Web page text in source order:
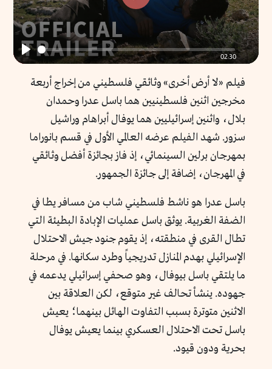
Play
02:30
Play
فيلم «لا أرض أخرى» وثائقي فلسطيني من إخراج أربعة
مخرجين اثنين فلسطينيين هما باسل عدرا وحمدان
بلال، واثنين إسرائيليين هما يوفال أبراهام وراشيل
سزور. شهد الفيلم عرضه العالمي الأول في قسم بانوراما
بمهرجان برلين السينمائي، إذ فاز بجائزة أفضل وثائقي
في المهرجان، إضافة إلى جائزة الجمهور.
باسل عدرا هو ناشط فلسطيني شاب من مسافر يطا في
الضفة الغربية. يوثق باسل عمليات الإبادة البطيئة التي
تطال القرى في منطقته، إذ يقوم جنود جيش الاحتلال
الإسرائيلي بهدم المنازل تدريجياً وطرد سكانها. في مرحلة
ما يلتقي باسل بيوفال، وهو صحفي إسرائيلي يدعمه في
جهوده. ينشأ تحالف غير متوقع، لكن العلاقة بين
الاثنين متوترة بسبب التفاوت الهائل بينهما؛ يعيش
باسل تحت الاحتلال العسكري بينما يعيش يوفال
بحرية ودون قيود.